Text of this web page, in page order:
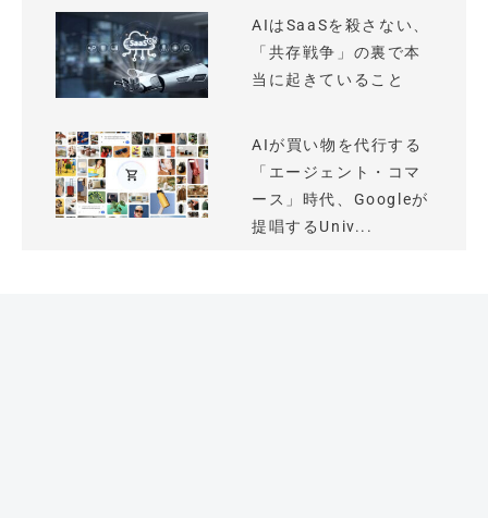
AIはSaaSを殺さない、
「共存戦争」の裏で本
当に起きていること
AIが買い物を代行する
「エージェント・コマ
ース」時代、Googleが
提唱するUniv...